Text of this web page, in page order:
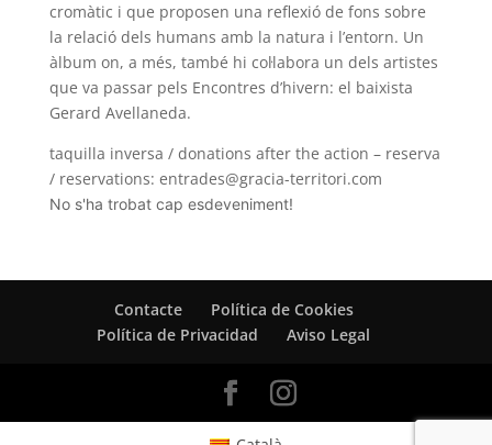
cromàtic i que proposen una reflexió de fons sobre
la relació dels humans amb la natura i l’entorn. Un
àlbum on, a més, també hi col·labora un dels artistes
que va passar pels Encontres d’hivern: el baixista
Gerard Avellaneda.
taquilla inversa / donations after the action – reserva
/ reservations: entrades@gracia-territori.com
No s'ha trobat cap esdeveniment!
Contacte
Política de Cookies
Política de Privacidad
Aviso Legal